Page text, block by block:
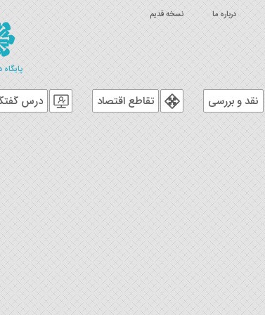
درباره ما نسخه قدیم
نقد و بررسی تقاطع اقتصاد درس